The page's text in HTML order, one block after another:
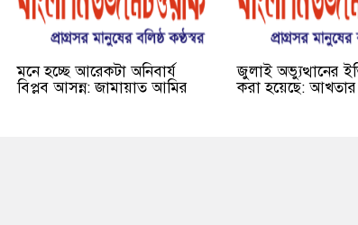
মনে হচ্ছে আরেকটা অনিবার্য
বিপ্লব আসন্ন: জামায়াত আমির
জুলাই অভ্যুত্থানের
করা হয়েছে: